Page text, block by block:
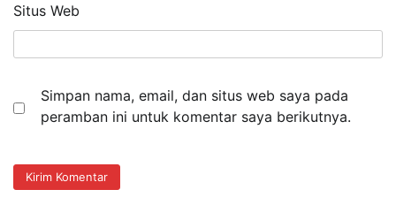
Situs Web
Simpan nama, email, dan situs web saya pada
peramban ini untuk komentar saya berikutnya.